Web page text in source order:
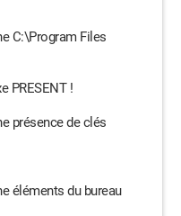
C:\Program Files
PRESENT !
présence de clés
éléments du bureau